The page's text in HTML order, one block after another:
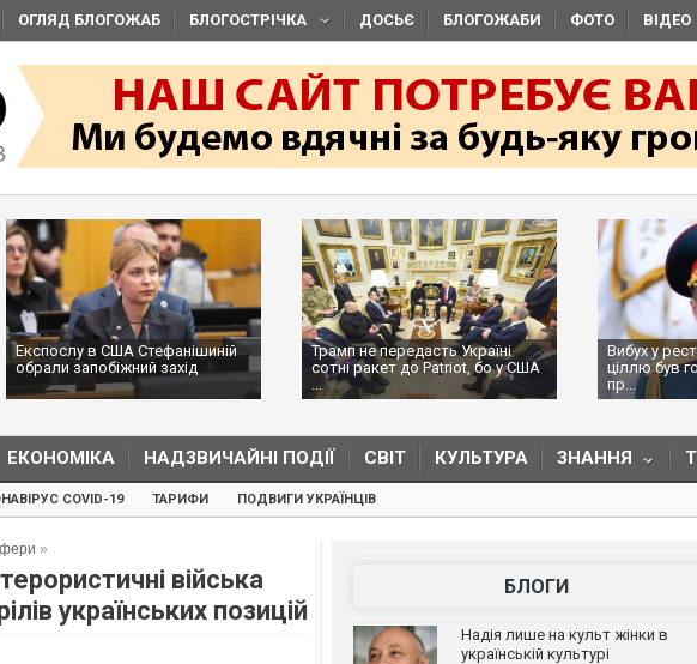
ОГЛЯД БЛОГОЖАБ БЛОГОСТРІЧКА ДОСЬЄ БЛОГОЖАБИ ФОТО ВІДЕО
Експослу в США Стефанішиній
обрали запобіжний захід
Трамп не передасть Україні
сотні ракет до Patriot, бо у США
...
Вибух у
ціллю був
пр...
ЕКОНОМІКА НАДЗВИЧАЙНІ ПОДІЇ СВІТ КУЛЬТУРА ЗНАННЯ
COVID-19 ТАРИФИ ПОДВИГИ УКРАЇНЦІВ
»
війська
українських позицій
БЛОГИ
Надія лише на культ жінки в
українській культурі